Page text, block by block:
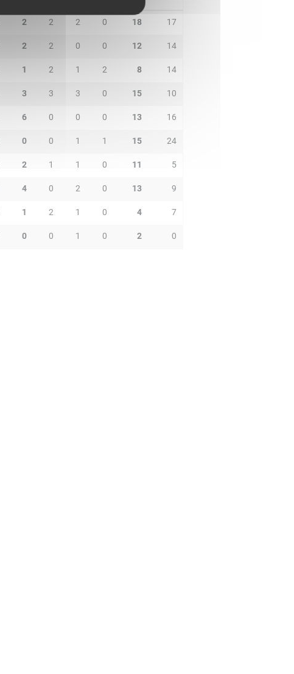
2 2 2 0 18 17
2 2 0 0 12 14
1 2 1 2 8 14
3 3 3 0 15 10
6 0 0 0 13 16
0 0 1 1 15 24
2 1 1 0 11 5
4 0 2 0 13 9
1 2 1 0 4 7
0 0 1 0 2 0